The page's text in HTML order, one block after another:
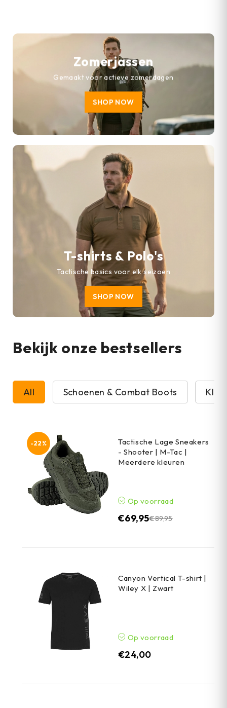
Zomerjassen
Gemaakt voor actieve zomerdagen
SHOP NOW
T-shirts & Polo's
Tactische basics voor elk seizoen
SHOP NOW
Bekijk onze bestsellers
All Schoenen & Combat Boots
-22%
Tactische Lage Sneakers
- Shooter | M-Tac |
Meerdere kleuren
Op voorraad
€89,95
€69,95
Canyon Vertical T-shirt |
Wiley X | Zwart
Op voorraad
€24,00